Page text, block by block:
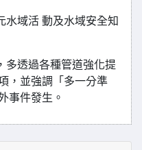
水域活 動及水域安全知
多透過各種管道強化提
，並強調「多一分準
事件發生。